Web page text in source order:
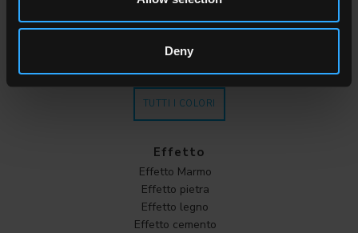
Deny
Marrone
Cotto
TUTTI I COLORI
Effetto
Effetto Marmo
Effetto pietra
Effetto legno
Effetto cemento